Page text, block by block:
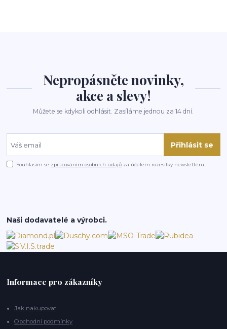
Nepropásněte novinky,
akce a slevy!
Můžete se kdykoli odhlásit. Zasíláme jednou za 14 dní.
Přihlásit se
Souhlasím se zpracováním osobních údajů za účelem rozesílky newsletteru.
Naši dodavatelé a výrobci.
Informace pro zákazníky
Jak nakupovat
Obchodní podmínky